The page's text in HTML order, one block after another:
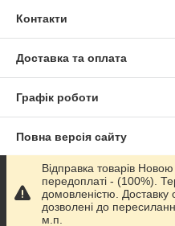
Контакти
Доставка та оплата
Графік роботи
Повна версія сайту
Сайт створено на
Політика конфіденційності
Відправка товарів
передоплаті - (100%).
домовленістю. Доставку
дозволені до
м.п.